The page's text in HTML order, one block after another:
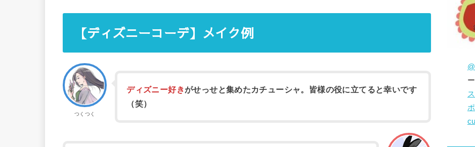
【ディズニーコーデ】メイク例
つくつく
ディズニー好きがせっせと集めたカチューシャ。皆様の役に立てると幸いです
（笑）